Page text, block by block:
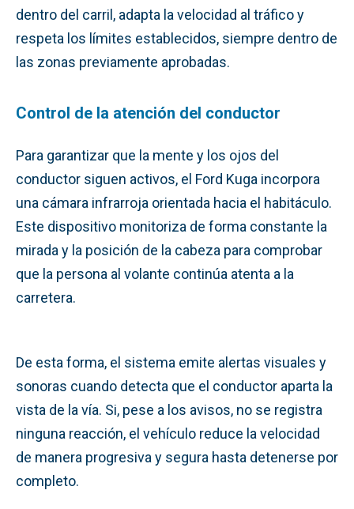
dentro del carril, adapta la velocidad al tráfico y
respeta los límites establecidos, siempre dentro de
las zonas previamente aprobadas.
Control de la atención del conductor
Para garantizar que la mente y los ojos del
conductor siguen activos, el Ford Kuga incorpora
una cámara infrarroja orientada hacia el habitáculo.
Este dispositivo monitoriza de forma constante la
mirada y la posición de la cabeza para comprobar
que la persona al volante continúa atenta a la
carretera.
De esta forma, el sistema emite alertas visuales y
sonoras cuando detecta que el conductor aparta la
vista de la vía. Si, pese a los avisos, no se registra
ninguna reacción, el vehículo reduce la velocidad
de manera progresiva y segura hasta detenerse por
completo.